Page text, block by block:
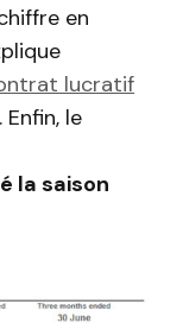
en
lucratif
. Enfin, le
la saison